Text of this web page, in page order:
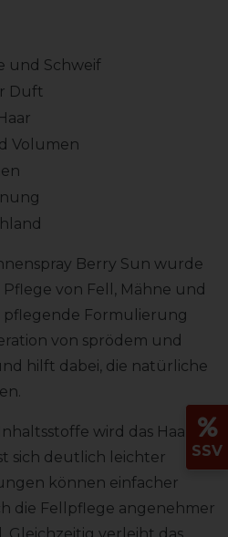
und Schweif
Duft
Volumen
Berry Sun wurde
von Fell, Mähne und
pflegende Formulierung
von sprödem und
hilft dabei, die natürliche
wird das Haar
sich deutlich leichter
können einfacher
die Fellpflege angenehmer
Gleichzeitig verleiht das
SSV